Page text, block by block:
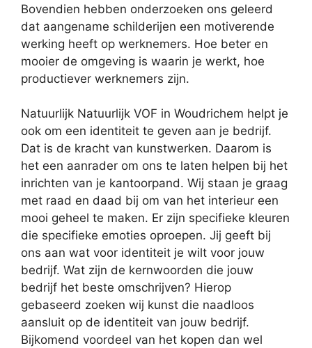
Bovendien hebben onderzoeken ons geleerd
dat aangename schilderijen een motiverende
werking heeft op werknemers. Hoe beter en
mooier de omgeving is waarin je werkt, hoe
productiever werknemers zijn.
Natuurlijk Natuurlijk VOF in Woudrichem helpt je
ook om een identiteit te geven aan je bedrijf.
Dat is de kracht van kunstwerken. Daarom is
het een aanrader om ons te laten helpen bij het
inrichten van je kantoorpand. Wij staan je graag
met raad en daad bij om van het interieur een
mooi geheel te maken. Er zijn specifieke kleuren
die specifieke emoties oproepen. Jij geeft bij
ons aan wat voor identiteit je wilt voor jouw
bedrijf. Wat zijn de kernwoorden die jouw
bedrijf het beste omschrijven? Hierop
gebaseerd zoeken wij kunst die naadloos
aansluit op de identiteit van jouw bedrijf.
Bijkomend voordeel van het kopen dan wel